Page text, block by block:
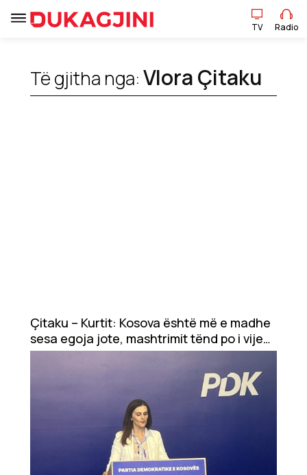
TV Radio
Ekonomi
TV Radio
Të gjitha nga:Vlora Çitaku
Çitaku – Kurtit: Kosova është më e madhe
sesa egoja jote, mashtrimit tënd po i vije
fundi